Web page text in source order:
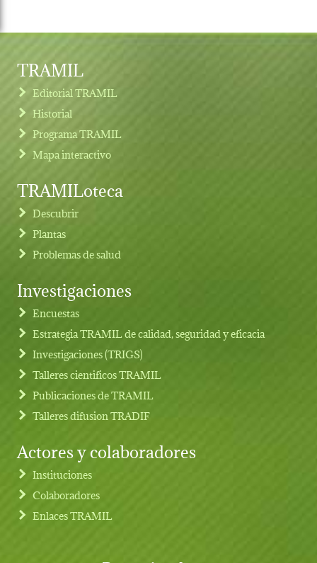
Footer menu
TRAMIL
Editorial TRAMIL
Historial
Programa TRAMIL
Mapa interactivo
TRAMILoteca
Descubrir
Plantas
Problemas de salud
Investigaciones
Encuestas
Estrategia TRAMIL de calidad, seguridad y eficacia
Investigaciones (TRIGS)
Talleres cientificos TRAMIL
Publicaciones de TRAMIL
Talleres difusion TRADIF
Actores y colaboradores
Instituciones
Colaboradores
Enlaces TRAMIL